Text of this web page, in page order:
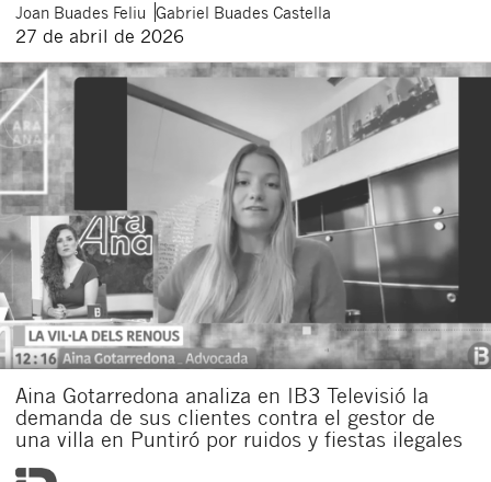
Joan Buades Feliu Gabriel Buades Castella
27 de abril de 2026
Aina Gotarredona analiza en IB3 Televisió la
demanda de sus clientes contra el gestor de
una villa en Puntiró por ruidos y fiestas ilegales